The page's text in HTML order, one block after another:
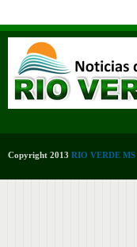
Copyright 2013 RIO VERDE MS